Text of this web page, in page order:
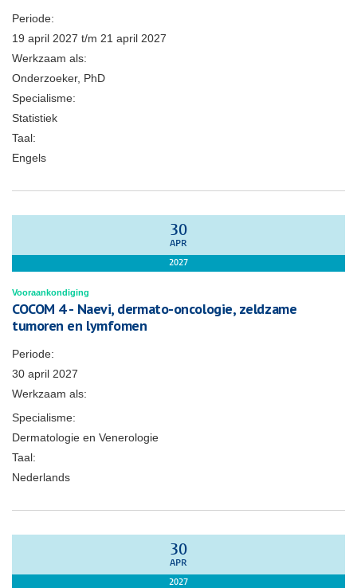
Periode:
19 april 2027 t/m 21 april 2027
Werkzaam als:
Onderzoeker, PhD
Specialisme:
Statistiek
Taal:
Engels
30
APR
2027
Vooraankondiging
COCOM 4 - Naevi, dermato-oncologie, zeldzame
tumoren en lymfomen
Periode:
30 april 2027
Werkzaam als:
Specialisme:
Dermatologie en Venerologie
Taal:
Nederlands
30
APR
2027